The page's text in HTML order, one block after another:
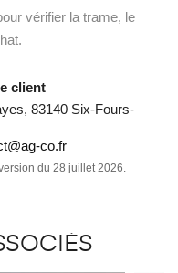
vérifier la trame, le
client
83140 Six-Fours-
co.fr
du 28 juillet 2026.